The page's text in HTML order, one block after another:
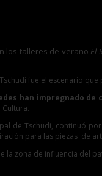
los talleres de verano El
fue el escenario
han impregnado
de Tschudi, continuó
para las piezas de
zona de influencia del